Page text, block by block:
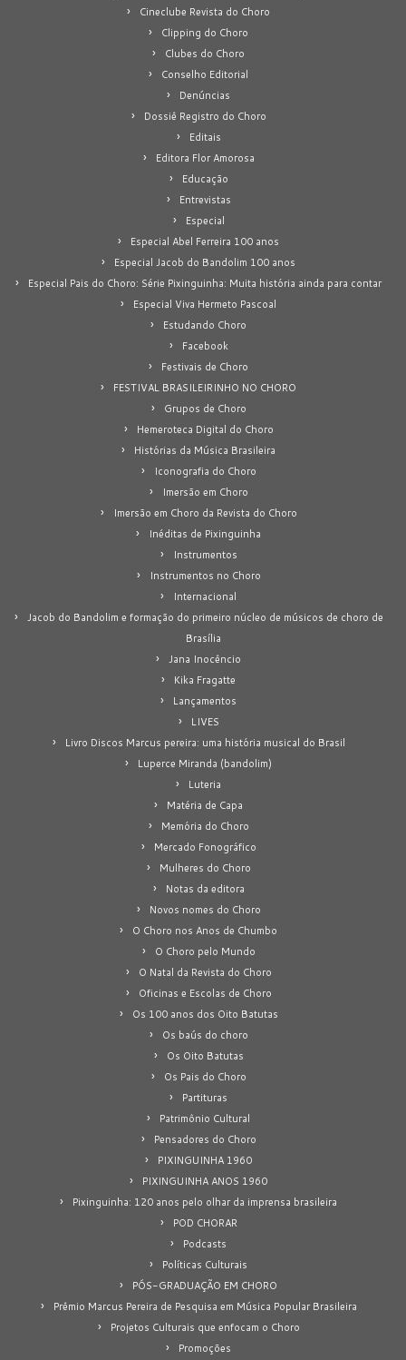
Cineclube Revista do Choro
Clipping do Choro
Clubes do Choro
Conselho Editorial
Denúncias
Dossiê Registro do Choro
Editais
Editora Flor Amorosa
Educação
Entrevistas
Especial
Especial Abel Ferreira 100 anos
Especial Jacob do Bandolim 100 anos
Especial Pais do Choro: Série Pixinguinha: Muita história ainda para contar
Especial Viva Hermeto Pascoal
Estudando Choro
Facebook
Festivais de Choro
FESTIVAL BRASILEIRINHO NO CHORO
Grupos de Choro
Hemeroteca Digital do Choro
Histórias da Música Brasileira
Iconografia do Choro
Imersão em Choro
Imersão em Choro da Revista do Choro
Inéditas de Pixinguinha
Instrumentos
Instrumentos no Choro
Internacional
Jacob do Bandolim e formação do primeiro núcleo de músicos de choro de
Brasília
Jana Inocêncio
Kika Fragatte
Lançamentos
LIVES
Livro Discos Marcus pereira: uma história musical do Brasil
Luperce Miranda (bandolim)
Luteria
Matéria de Capa
Memória do Choro
Mercado Fonográfico
Mulheres do Choro
Notas da editora
Novos nomes do Choro
O Choro nos Anos de Chumbo
O Choro pelo Mundo
O Natal da Revista do Choro
Oficinas e Escolas de Choro
Os 100 anos dos Oito Batutas
Os baús do choro
Os Oito Batutas
Os Pais do Choro
Partituras
Patrimônio Cultural
Pensadores do Choro
PIXINGUINHA 1960
PIXINGUINHA ANOS 1960
Pixinguinha: 120 anos pelo olhar da imprensa brasileira
POD CHORAR
Podcasts
Políticas Culturais
PÓS-GRADUAÇÃO EM CHORO
Prêmio Marcus Pereira de Pesquisa em Música Popular Brasileira
Projetos Culturais que enfocam o Choro
Promoções